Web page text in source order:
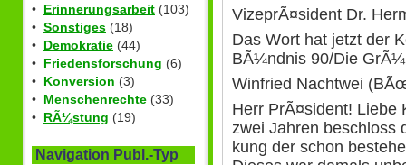
• Erinnerungsarbeit (103)
• Sonstiges (18)
• Demokratie (44)
• Friedensforschung (6)
• Konversion (3)
• Menschenrechte (33)
• RÃ¼stung (19)
Navigation Publ.-Typ
VizeprÃ¤sident Dr.
Das Wort hat jetzt der
BÃ¼ndnis 90/Die
Winfried Nachtwei
Herr PrÃ¤sident! Liebe
zwei Jahren beschloss
kung der schon